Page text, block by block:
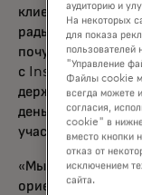
клиентов по всей
рады, что
почувствовать
с Instacart. А с
держатели карт
деньги благодаря
участников.»
«Мы
ориентированный
аудиторию и
На некоторых
для показа
пользователей
"Управление
Файлы cookie
всегда можете
согласия,
cookie" в
вместо кнопки
отказ от
исключением
сайта.